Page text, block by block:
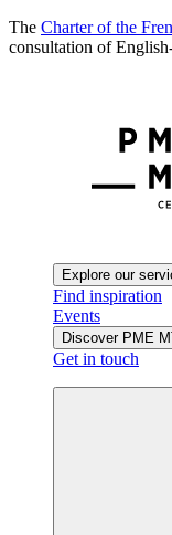
The Charter of the
consultation of
Explore our
Find inspiration
Events
Discover PME
Get in touch